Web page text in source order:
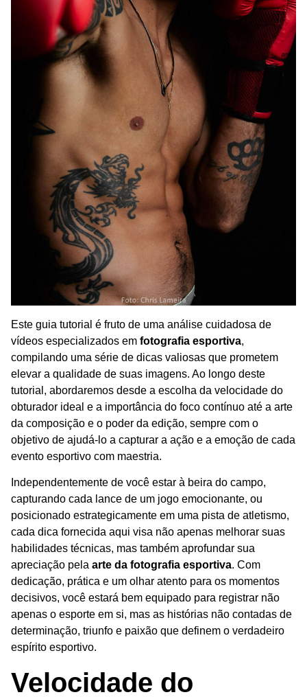
Este guia tutorial é fruto de uma análise cuidadosa de
vídeos especializados em fotografia esportiva,
compilando uma série de dicas valiosas que prometem
elevar a qualidade de suas imagens. Ao longo deste
tutorial, abordaremos desde a escolha da velocidade do
obturador ideal e a importância do foco contínuo até a arte
da composição e o poder da edição, sempre com o
objetivo de ajudá-lo a capturar a ação e a emoção de cada
evento esportivo com maestria.
Independentemente de você estar à beira do campo,
capturando cada lance de um jogo emocionante, ou
posicionado estrategicamente em uma pista de atletismo,
cada dica fornecida aqui visa não apenas melhorar suas
habilidades técnicas, mas também aprofundar sua
apreciação pela arte da fotografia esportiva. Com
dedicação, prática e um olhar atento para os momentos
decisivos, você estará bem equipado para registrar não
apenas o esporte em si, mas as histórias não contadas de
determinação, triunfo e paixão que definem o verdadeiro
espírito esportivo.
Velocidade do